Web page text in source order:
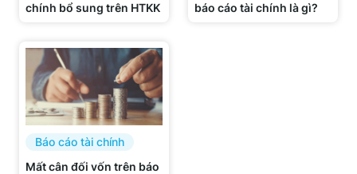
chính bổ sung trên HTKK
báo cáo tài chính là gì?
Báo cáo tài chính
Mất cân đối vốn trên báo